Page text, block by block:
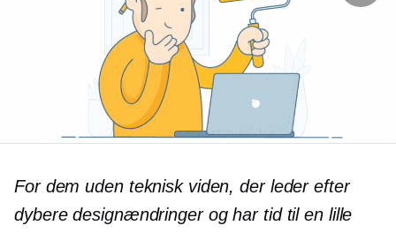
For dem uden teknisk viden, der leder efter
dybere designændringer og har tid til en lille